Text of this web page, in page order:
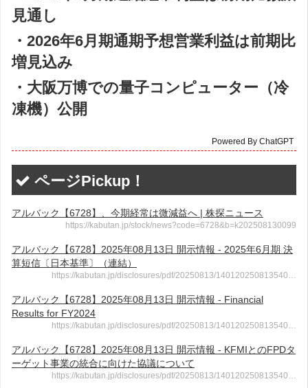
見通し
・2026年6月期通期予想営業利益は前期比
増見込み
・大阪万博での量子コンピューター（冷
凍機）公開
Powered By ChatGPT
ページPickup！
アルバック【6728】、今期経常は微減益へ | 株探ニュース
https://kabutan.jp/stock/news?code=6728&b=k202508130099
アルバック【6728】2025年08月13日 開示情報 - 2025年6月期 決
算短信〔日本基準〕（連結）
https://kabutan.jp/disclosures/pdf/20250813/140120250813540…
アルバック【6728】2025年08月13日 開示情報 - Financial
Results for FY2024
https://kabutan.jp/disclosures/pdf/20250813/140120250813540…
アルバック【6728】2025年08月13日 開示情報 - KFMIとのFPDタ
ーゲット事業の統合に向けた協議について
https://kabutan.jp/disclosures/pdf/20250813/140120250813540…